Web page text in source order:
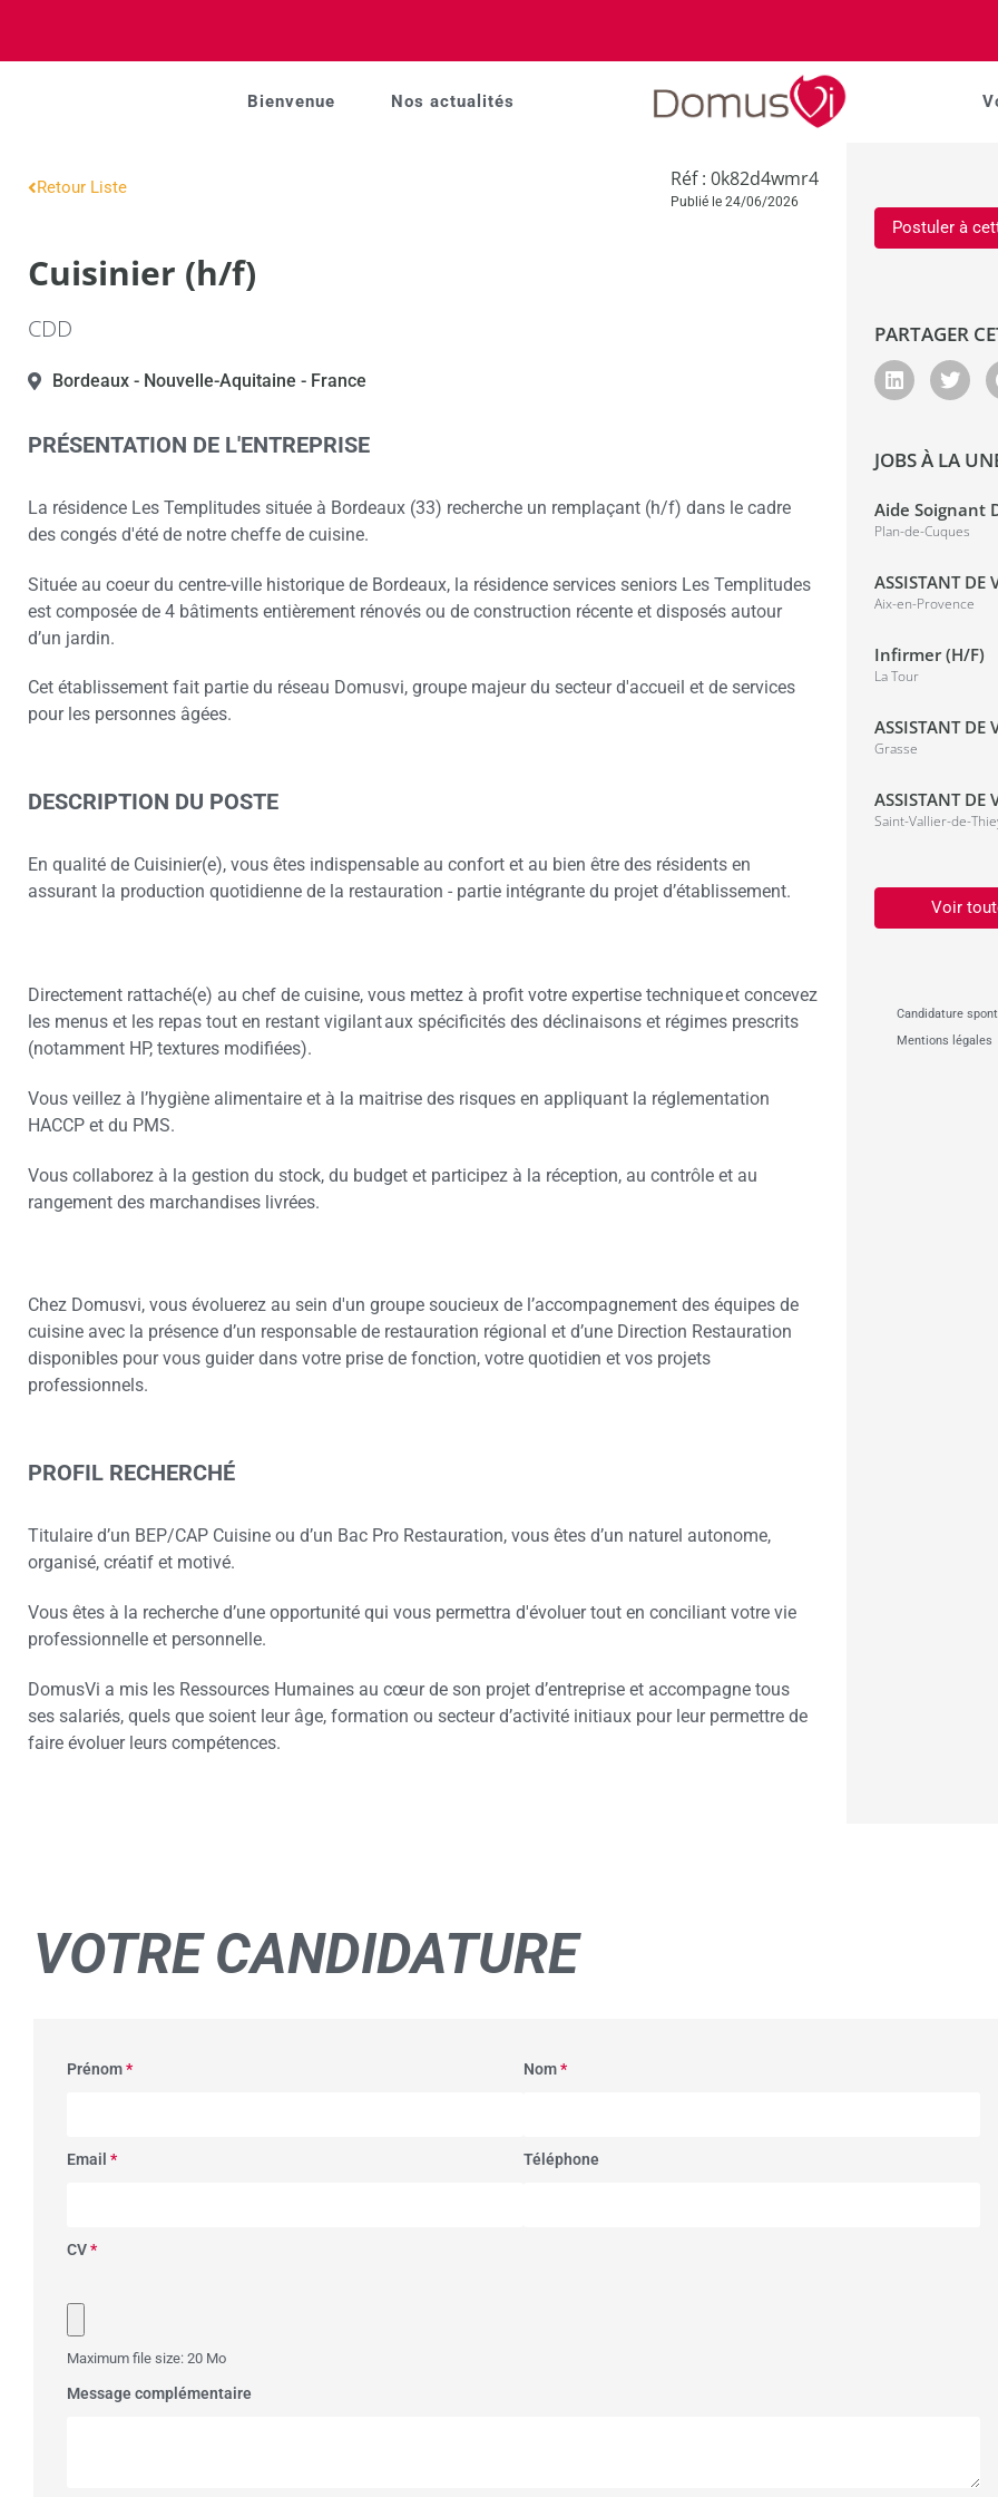
Bienvenue Nos actualités
Retour Liste Réf : 0k82d4wmr4
Publié le 24/06/2026
Cuisinier (h/f)
CDD
Bordeaux - Nouvelle-Aquitaine - France
PRÉSENTATION DE L'ENTREPRISE
La résidence Les Templitudes située à Bordeaux (33) recherche un remplaçant (h/f) dans le cadre
des congés d'été de notre cheffe de cuisine.
Située au coeur du centre-ville historique de Bordeaux, la résidence services seniors Les Templitudes
est composée de 4 bâtiments entièrement rénovés ou de construction récente et disposés autour
d’un jardin.
Cet établissement fait partie du réseau Domusvi, groupe majeur du secteur d'accueil et de services
pour les personnes âgées.
DESCRIPTION DU POSTE
En qualité de Cuisinier(e), vous êtes indispensable au confort et au bien être des résidents en
assurant la production quotidienne de la restauration - partie intégrante du projet d’établissement.
Directement rattaché(e) au chef de cuisine, vous mettez à profit votre expertise technique et concevez
les menus et les repas tout en restant vigilant aux spécificités des déclinaisons et régimes prescrits
(notamment HP, textures modifiées).
Vous veillez à l’hygiène alimentaire et à la maitrise des risques en appliquant la réglementation
HACCP et du PMS.
Vous collaborez à la gestion du stock, du budget et participez à la réception, au contrôle et au
rangement des marchandises livrées.
Chez Domusvi, vous évoluerez au sein d'un groupe soucieux de l’accompagnement des équipes de
cuisine avec la présence d’un responsable de restauration régional et d’une Direction Restauration
disponibles pour vous guider dans votre prise de fonction, votre quotidien et vos projets
professionnels.
PROFIL RECHERCHÉ
Titulaire d’un BEP/CAP Cuisine ou d’un Bac Pro Restauration, vous êtes d’un naturel autonome,
organisé, créatif et motivé.
Vous êtes à la recherche d’une opportunité qui vous permettra d'évoluer tout en conciliant votre vie
professionnelle et personnelle.
DomusVi a mis les Ressources Humaines au cœur de son projet d’entreprise et accompagne tous
ses salariés, quels que soient leur âge, formation ou secteur d’activité initiaux pour leur permettre de
faire évoluer leurs compétences.
Postuler à
PARTAGER
JOBS À LA
Aide Soignant
Plan-de-Cuques
ASSISTANT DE
Aix-en-Provence
Infirmer (H/F)
La Tour
ASSISTANT DE
Grasse
ASSISTANT DE
Saint-Vallier-de-
Voir
Candidature
Mentions légales
VOTRE CANDIDATURE
Prénom* Nom*
Email * Téléphone
CV*
Maximum file size: 20 Mo
Message complémentaire